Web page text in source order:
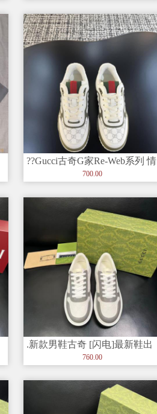
??Gucci古奇G家Re-Web系列 情
侣款 老花 休闲700.00
.新款男鞋古奇 [闪电]最新鞋出
货。原单品质 时尚潮
760.00